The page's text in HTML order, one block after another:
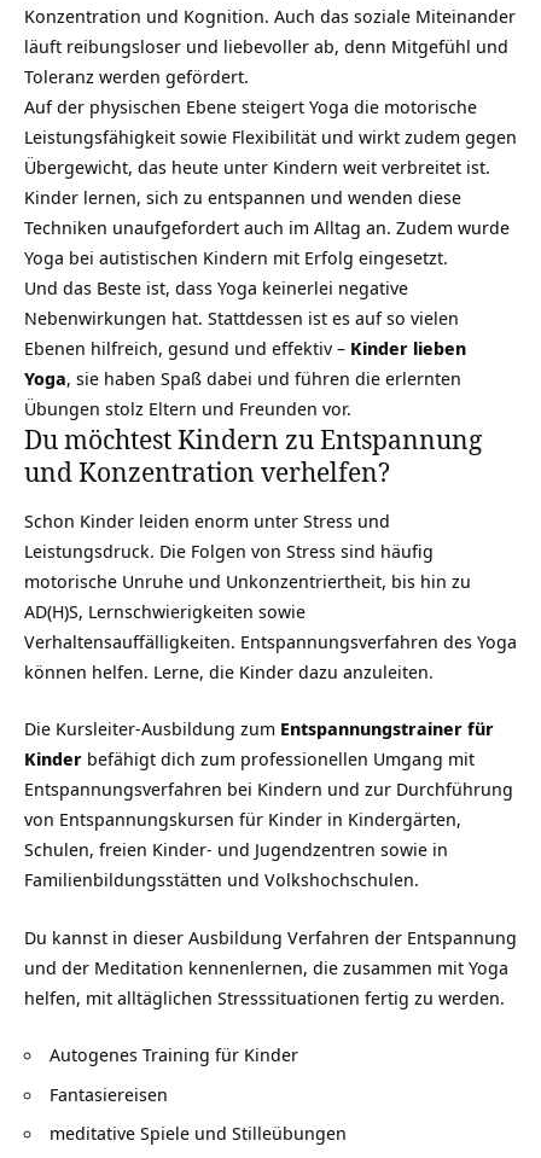
Konzentration und Kognition. Auch das soziale Miteinander
läuft reibungsloser und liebevoller ab, denn Mitgefühl und
Toleranz werden gefördert.
Auf der physischen Ebene steigert Yoga die motorische
Leistungsfähigkeit sowie Flexibilität und wirkt zudem gegen
Übergewicht, das heute unter Kindern weit verbreitet ist.
Kinder lernen, sich zu entspannen und wenden diese
Techniken unaufgefordert auch im Alltag an. Zudem wurde
Yoga bei autistischen Kindern mit Erfolg eingesetzt.
Und das Beste ist, dass Yoga keinerlei negative
Nebenwirkungen hat. Stattdessen ist es auf so vielen
Ebenen hilfreich, gesund und effektiv – Kinder lieben
Yoga, sie haben Spaß dabei und führen die erlernten
Übungen stolz Eltern und Freunden vor.
Du möchtest Kindern zu Entspannung
und Konzentration verhelfen?
Schon Kinder leiden enorm unter Stress und
Leistungsdruck. Die Folgen von Stress sind häufig
motorische Unruhe und Unkonzentriertheit, bis hin zu
AD(H)S, Lernschwierigkeiten sowie
Verhaltensauffälligkeiten. Entspannungsverfahren des Yoga
können helfen. Lerne, die Kinder dazu anzuleiten.
Die Kursleiter-Ausbildung zum Entspannungstrainer für
Kinder befähigt dich zum professionellen Umgang mit
Entspannungsverfahren bei Kindern und zur Durchführung
von Entspannungskursen für Kinder in Kindergärten,
Schulen, freien Kinder- und Jugendzentren sowie in
Familienbildungsstätten und Volkshochschulen.
Du kannst in dieser Ausbildung Verfahren der Entspannung
und der Meditation kennenlernen, die zusammen mit Yoga
helfen, mit alltäglichen Stresssituationen fertig zu werden.
Autogenes Training für Kinder
Fantasiereisen
meditative Spiele und Stilleübungen